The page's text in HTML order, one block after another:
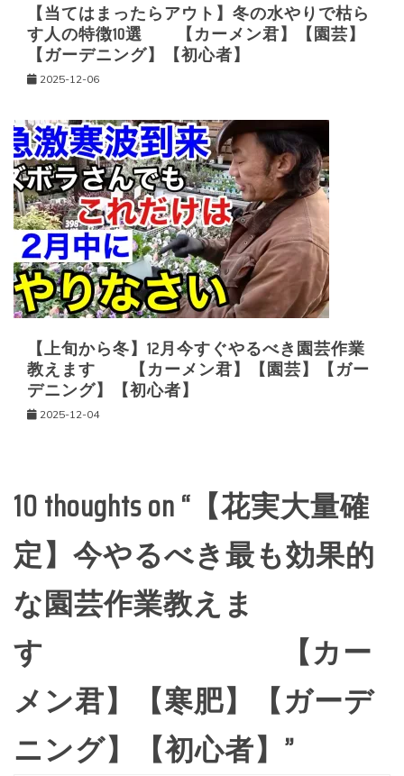
【当てはまったらアウト】冬の水やりで枯ら
す人の特徴10選 【カーメン君】【園芸】
【ガーデニング】【初心者】
2025-12-06
【上旬から冬】12月今すぐやるべき園芸作業
教えます 【カーメン君】【園芸】【ガー
デニング】【初心者】
2025-12-04
10 thoughts on “ 【花実大量確
定】今やるべき最も効果的
な園芸作業教えま
す 【カー
メン君】【寒肥】【ガーデ
ニング】【初心者】 ”